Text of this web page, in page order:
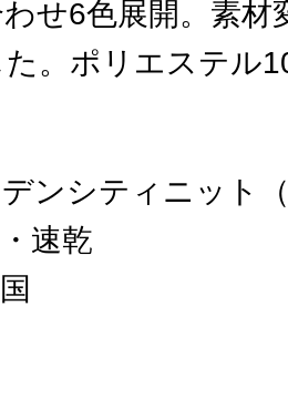
せ6色展開。素材
。ポリエステル
ンシティニット
速乾